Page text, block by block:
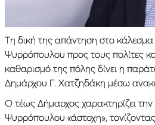
Τη δική της απάντηση στο
Ψυρρόπουλου προς τους πολίτες
καθαρισμό της πόλης δίνει η
Δημάρχου Γ. Χατζηδάκη μέσω
Ο τέως Δήμαρχος χαρακτηρίζει την
Ψυρρόπουλου «άστοχη»,